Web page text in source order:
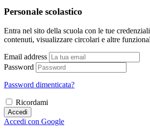
Personale scolastico
Entra nel sito della scuola con le tue
contenuti, visualizzare circolari e altre
Email address
Password
Password dimenticata?
Ricordami
Accedi
Accedi con Google